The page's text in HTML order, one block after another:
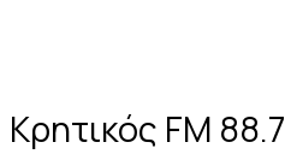
Κρητικός FM 88.7